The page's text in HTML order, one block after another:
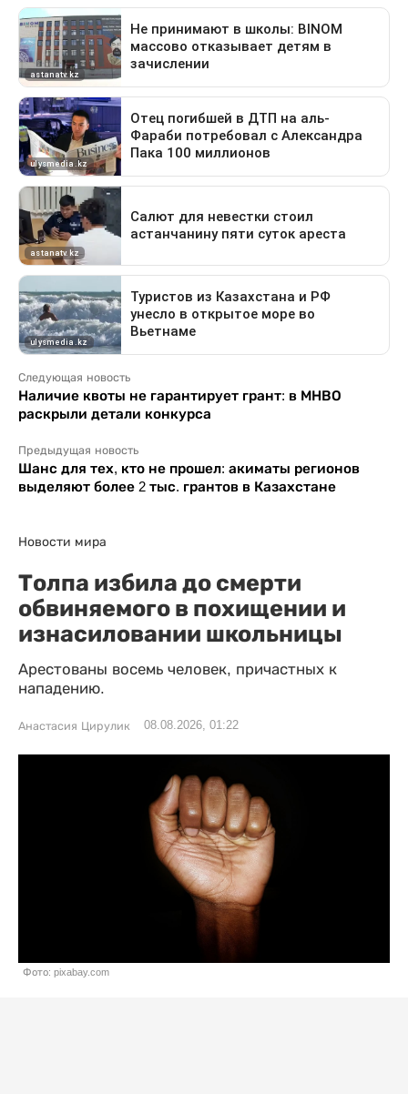
Следующая новость
Наличие квоты не гарантирует грант: в МНВО
раскрыли детали конкурса
Предыдущая новость
Шанс для тех, кто не прошел: акиматы регионов
выделяют более 2 тыс. грантов в Казахстане
Новости мира
Толпа избила до смерти
обвиняемого в похищении и
изнасиловании школьницы
Арестованы восемь человек, причастных к
нападению.
Анастасия Цирулик 08.08.2026, 01:22
Фото: pixabay.com